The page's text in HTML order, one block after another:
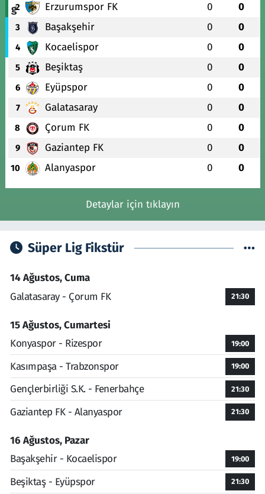
2 Erzurumspor FK 0 0
3 Başakşehir 0 0
4 Kocaelispor 0 0
5 Beşiktaş 0 0
6 Eyüpspor 0 0
7 Galatasaray 0 0
8 Çorum FK 0 0
9 Gaziantep FK 0 0
10 Alanyaspor 0 0
Detaylar için tıklayın
Süper Lig Fikstür
14 Ağustos, Cuma
Galatasaray - Çorum FK
21:30
15 Ağustos, Cumartesi
Konyaspor - Rizespor
19:00
Kasımpaşa - Trabzonspor 19:00
Gençlerbirliği S.K. - Fenerbahçe 21:30
Gaziantep FK - Alanyaspor 21:30
16 Ağustos, Pazar
Başakşehir - Kocaelispor
19:00
Beşiktaş - Eyüpspor 21:30